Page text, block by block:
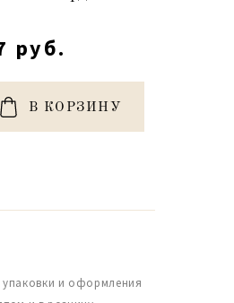
руб.
В КОРЗИНУ
и оформления